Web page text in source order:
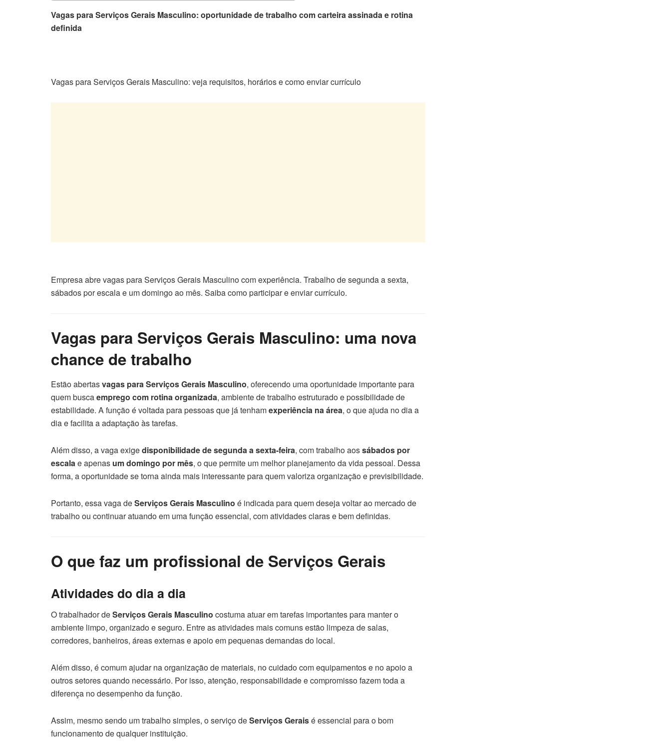
Vagas para Serviços Gerais Masculino: oportunidade de trabalho com carteira assinada e rotina
definida
Vagas para Serviços Gerais Masculino: veja requisitos, horários e como enviar currículo
Empresa abre vagas para Serviços Gerais Masculino com experiência. Trabalho de segunda a sexta,
sábados por escala e um domingo ao mês. Saiba como participar e enviar currículo.
Vagas para Serviços Gerais Masculino: uma nova
chance de trabalho
Estão abertasvagas para Serviços Gerais Masculino, oferecendo uma oportunidade importante para
quem buscaemprego com rotina organizada, ambiente de trabalho estruturado e possibilidade de
estabilidade. A função é voltada para pessoas que já tenhamexperiência na área, o que ajuda no dia a
dia e facilita a adaptação às tarefas.
Além disso, a vaga exigedisponibilidade de segunda a sexta-feira, com trabalho aossábados por
escalae apenas um domingo por mês, o que permite um melhor planejamento da vida pessoal. Dessa
forma, a oportunidade se torna ainda mais interessante para quem valoriza organização e previsibilidade.
Portanto, essa vaga deServiços Gerais Masculino é indicada para quem deseja voltar ao mercado de
trabalho ou continuar atuando em uma função essencial, com atividades claras e bem definidas.
O que faz um profissional de Serviços Gerais
Atividades do dia a dia
O trabalhador deServiços Gerais Masculino costuma atuar em tarefas importantes para manter o
ambiente limpo, organizado e seguro. Entre as atividades mais comuns estão limpeza de salas,
corredores, banheiros, áreas externas e apoio em pequenas demandas do local.
Além disso, é comum ajudar na organização de materiais, no cuidado com equipamentos e no apoio a
outros setores quando necessário. Por isso, atenção, responsabilidade e compromisso fazem toda a
diferença no desempenho da função.
Assim, mesmo sendo um trabalho simples, o serviço deServiços Geraisé essencial para o bom
funcionamento de qualquer instituição.